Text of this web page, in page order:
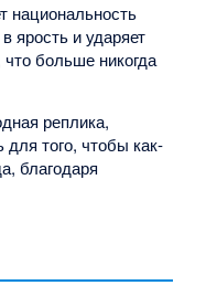
национальность
ярость и ударяет
больше никогда
реплика,
для того, чтобы как-
благодаря